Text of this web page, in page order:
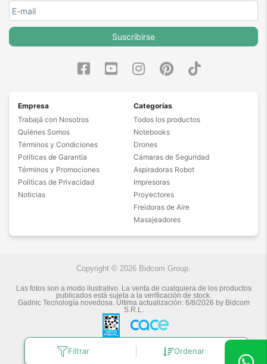
Filtrar Ordenar
Suscribirse
Empresa
Trabajá con Nosotros
Quiénes Somos
Términos y Condiciones
Políticas de Garantía
Términos y Promociones
Políticas de Privacidad
Noticias
Categorías
Todos los productos
Notebooks
Drones
Cámaras de Seguridad
Aspiradoras Robot
Impresoras
Proyectores
Freidoras de Aire
Masajeadores
Copyright © 2026 Bidcom Group.
Las fotos son a modo ilustrativo. La venta de cualquiera de los productos
publicados está sujeta a la verificación de stock.
Gadnic Tecnología novedosa.Última actualización: 6/8/2026 by Bidcom
S.R.L.
Botón de arrepentimiento